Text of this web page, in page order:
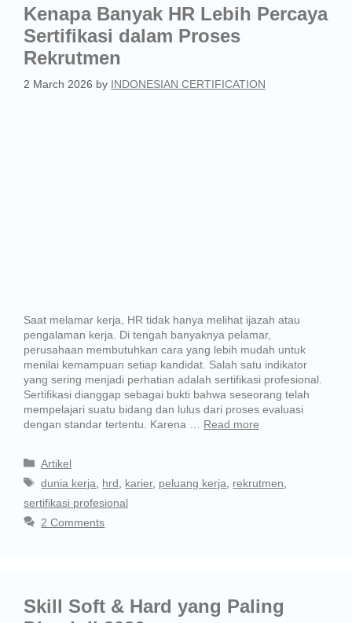
Kenapa Banyak HR Lebih Percaya
Sertifikasi dalam Proses
Rekrutmen
2 March 2026 by INDONESIAN CERTIFICATION
Saat melamar kerja, HR tidak hanya melihat ijazah atau
pengalaman kerja. Di tengah banyaknya pelamar,
perusahaan membutuhkan cara yang lebih mudah untuk
menilai kemampuan setiap kandidat. Salah satu indikator
yang sering menjadi perhatian adalah sertifikasi profesional.
Sertifikasi dianggap sebagai bukti bahwa seseorang telah
mempelajari suatu bidang dan lulus dari proses evaluasi
dengan standar tertentu. Karena … Read more
Artikel
dunia kerja
hrd karier, peluang kerja rekrutmen
sertifikasi profesional
2 Comments
Skill Soft & Hard yang Paling